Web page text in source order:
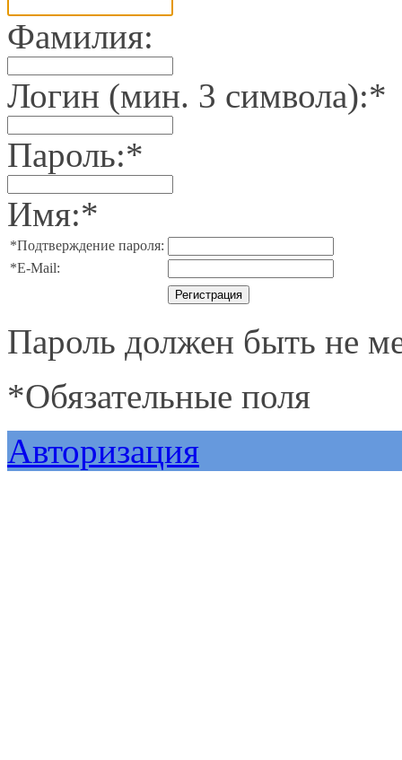
Фамилия:
Логин (мин. 3 символа):*
Пароль:*
Имя:*
*Подтверждение пароля:
*E-Mail:
Пароль должен быть не
*Обязательные поля
Авторизация